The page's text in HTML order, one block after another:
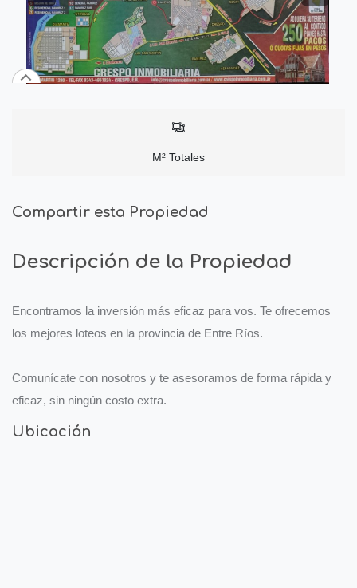
M² Totales
Compartir esta Propiedad
Descripción de la Propiedad
Encontramos la inversión más eficaz para vos. Te ofrecemos
los mejores loteos en la provincia de Entre Ríos.
Comunícate con nosotros y te asesoramos de forma rápida y
eficaz, sin ningún costo extra.
Ubicación